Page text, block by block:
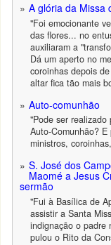
A glória da Missa
"Foi emocionante
das flores... no
auxiliaram a
Dá um aperto no
coroinhas depois
altar fica tão mais
Auto-comunhão
"Pode ser
Auto-Comunhão?
ministros,
S. José dos
Maomé a Jesus
sermão
"Fui à Basílica de
assistir a Santa
indignação o padre
pulou o Rito da